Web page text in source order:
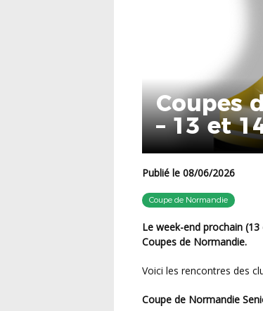
Coupes
– 13 et
Publié le 08/06/2026
Coupe de Normandie
Le week-end prochain (13 et 147 juin 2026) auront lieu les 1/2 de Finale des différentes
Coupes de Normandie.
Voici les rencontres des
Coupe de Normandie